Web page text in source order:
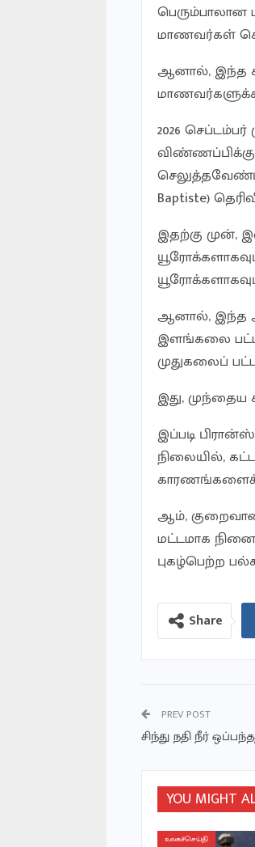
மாணவர்கள்
ஆனால், இந்த
2026
Baptiste)
இதற்கு முன்,
ஆனால், இந்த
இளங்கலை
முதுகலைப்
இது, முந்தைய
இப்படி
நிலையில்,
காரணங்களைக்
ஆம்,
மட்டமாக
புகழ்பெற்ற
Share
PREV POST
சிந்து நதி நீர்
YOU MIGHT
உலகச்செய்தி